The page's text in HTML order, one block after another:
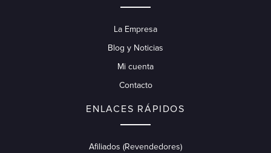
La Empresa
Blog y Noticias
Mi cuenta
Contacto
ENLACES RÁPIDOS
Afiliados (Revendedores)